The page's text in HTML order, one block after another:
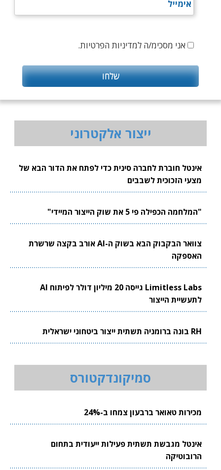
אני מסכימ/ה למדיניות הפרטיות.
ייצור אלקטרוני
אינטל חוברת לחברה סינית כדי לפתח את הדור הבא של
מצעי הזכוכית לשבבים
"המלחמה הכפילה פי 5 את שוק הייצור המיידי"
צוואר הבקבוק הבא בשוק ה-AI אורב בקצה שרשרת
האספקה
Limitless Labs גייסה 20 מיליון דולר לפיתוח AI
לתעשיית הייצור
RH בונה ברומניה תשתית ייצור ביטחוני ישראלית
סמיקונדקטורס
מכירות טאואר ברבעון צמחו ב-24%
אינטל מגבשת תשתית פעילות ייעודית בתחום
הרובוטיקה